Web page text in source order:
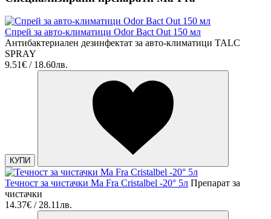
Спрей за авто-климатици Odor Bact Out 150 мл
Антибактериален дезинфектат за авто-климатици TALC
SPRAY
9.51€ / 18.60лв.
КУПИ
Течност за чистачки Ma Fra Cristalbel -20° 5л Препарат за
чистачки
14.37€ / 28.11лв.